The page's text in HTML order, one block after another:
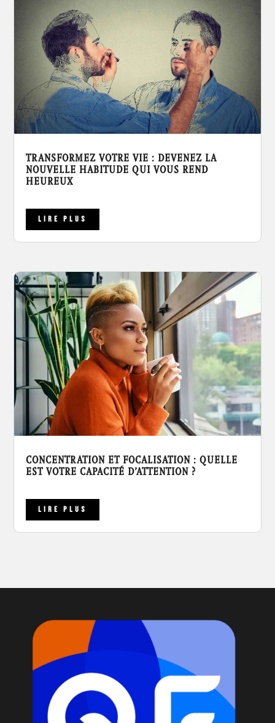
TRANSFORMEZ VOTRE VIE : DEVENEZ LA
NOUVELLE HABITUDE QUI VOUS REND
HEUREUX
LIRE PLUS
CONCENTRATION ET FOCALISATION : QUELLE
EST VOTRE CAPACITÉ D’ATTENTION ?
LIRE PLUS